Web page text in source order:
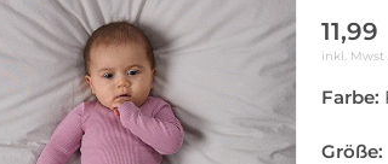
11,99
inkl. Mwst
Farbe:
Größe: